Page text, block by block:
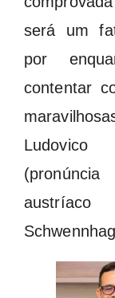
será um
por
contentar